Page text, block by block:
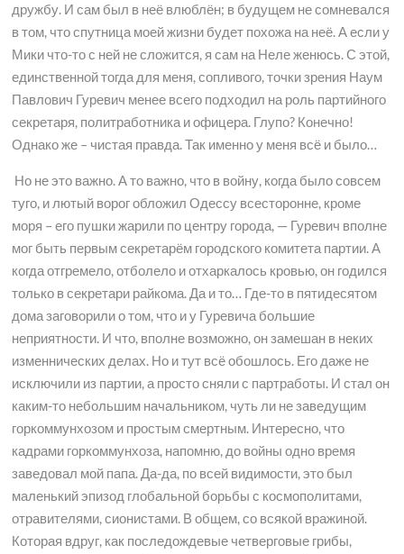
дружбу. И сам был в неё влюблён; в будущем не сомневался
в том, что спутница моей жизни будет похожа на неё. А если у
Мики что-то с ней не сложится, я сам на Неле женюсь. С этой,
единственной тогда для меня, сопливого, точки зрения Наум
Павлович Гуревич менее всего подходил на роль партийного
секретаря, политработника и офицера. Глупо? Конечно!
Однако же – чистая правда. Так именно у меня всё и было…
Но не это важно. А то важно, что в войну, когда было совсем
туго, и лютый ворог обложил Одессу всесторонне, кроме
моря – его пушки жарили по центру города, — Гуревич вполне
мог быть первым секретарём городского комитета партии. А
когда отгремело, отболело и отхаркалось кровью, он годился
только в секретари райкома. Да и то… Где-то в пятидесятом
дома заговорили о том, что и у Гуревича большие
неприятности. И что, вполне возможно, он замешан в неких
изменнических делах. Но и тут всё обошлось. Его даже не
исключили из партии, а просто сняли с партработы. И стал он
каким-то небольшим начальником, чуть ли не заведущим
горкоммунхозом и простым смертным. Интересно, что
кадрами горкоммунхоза, напомню, до войны одно время
заведовал мой папа. Да-да, по всей видимости, это был
маленький эпизод глобальной борьбы с космополитами,
отравителями, сионистами. В общем, со всякой вражиной.
Которая вдруг, как последождевые четверговые грибы,